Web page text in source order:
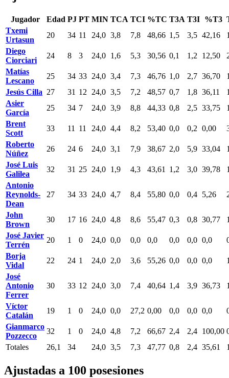
Jugador Edad PJ PT MIN TCA TCI %TC T3A T3I %T3
Txemi
Urtasun
20 34 11 24,0 3,8 7,8 48,66 1,5 3,5 42,16
Diego
Ciorciari
24 8 3 24,0 1,6 5,3 30,56 0,1 1,2 12,50
Matías
Lescano
25 34 33 24,0 3,4 7,3 46,76 1,0 2,7 36,70
Jesús Cilla 27 31 12 24,0 3,5 7,2 48,57 0,7 1,8 36,11
Asier
García
25 34 7 24,0 3,9 8,8 44,33 0,8 2,5 33,75
Brent
Scott
33 11 11 24,0 4,4 8,2 53,40 0,0 0,2 0,00
Roberto
Núñez
26 24 6 24,0 3,1 7,9 38,67 2,0 5,9 33,04
José Luis
Galilea
32 31 25 24,0 1,9 4,3 43,61 1,2 3,0 39,78
Antonio
Reynolds-
Dean
27 34 33 24,0 4,7 8,4 55,80 0,0 0,4 5,26
John
Brown
30 17 16 24,0 4,8 8,6 55,47 0,3 0,8 30,77
José Javier
Terrén
20 1 0 24,0 0,0 0,0 0,0 0,0 0,0 0,0
Borja
Vidal
22 24 1 24,0 2,0 3,6 55,26 0,0 0,0 0,0
José
Antonio
Ferrer
30 33 12 24,0 3,0 7,4 40,64 1,4 3,9 36,73
Víctor
Catalán
19 1 0 24,0 0,0 27,2 0,00 0,0 0,0 0,0
Gianmarco
Pozzecco
32 1 0 24,0 4,8 7,2 66,67 2,4 2,4 100,00
Totales
26,1 34 24,0 3,5 7,3 47,77 0,8 2,4 35,61
Ajustadas a 100 posesiones